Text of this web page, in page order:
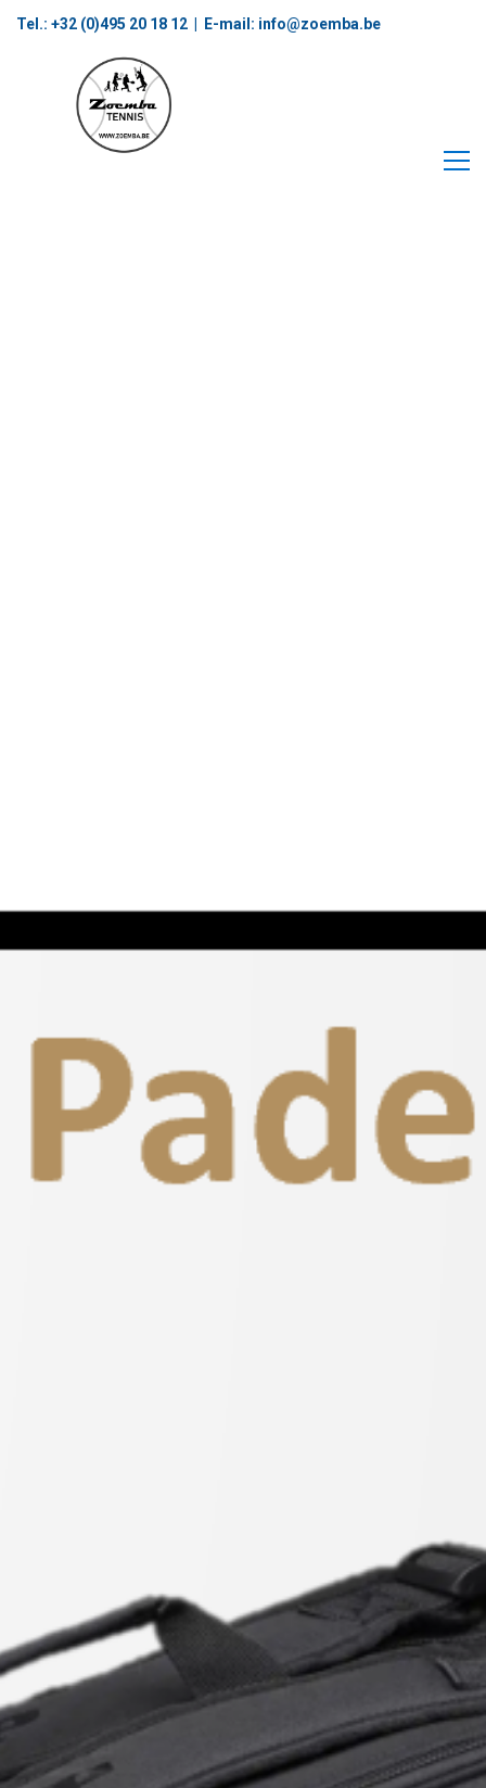
Tel.: +32 (0)495 20 18 12‬ | E-mail: info@zoemba.be